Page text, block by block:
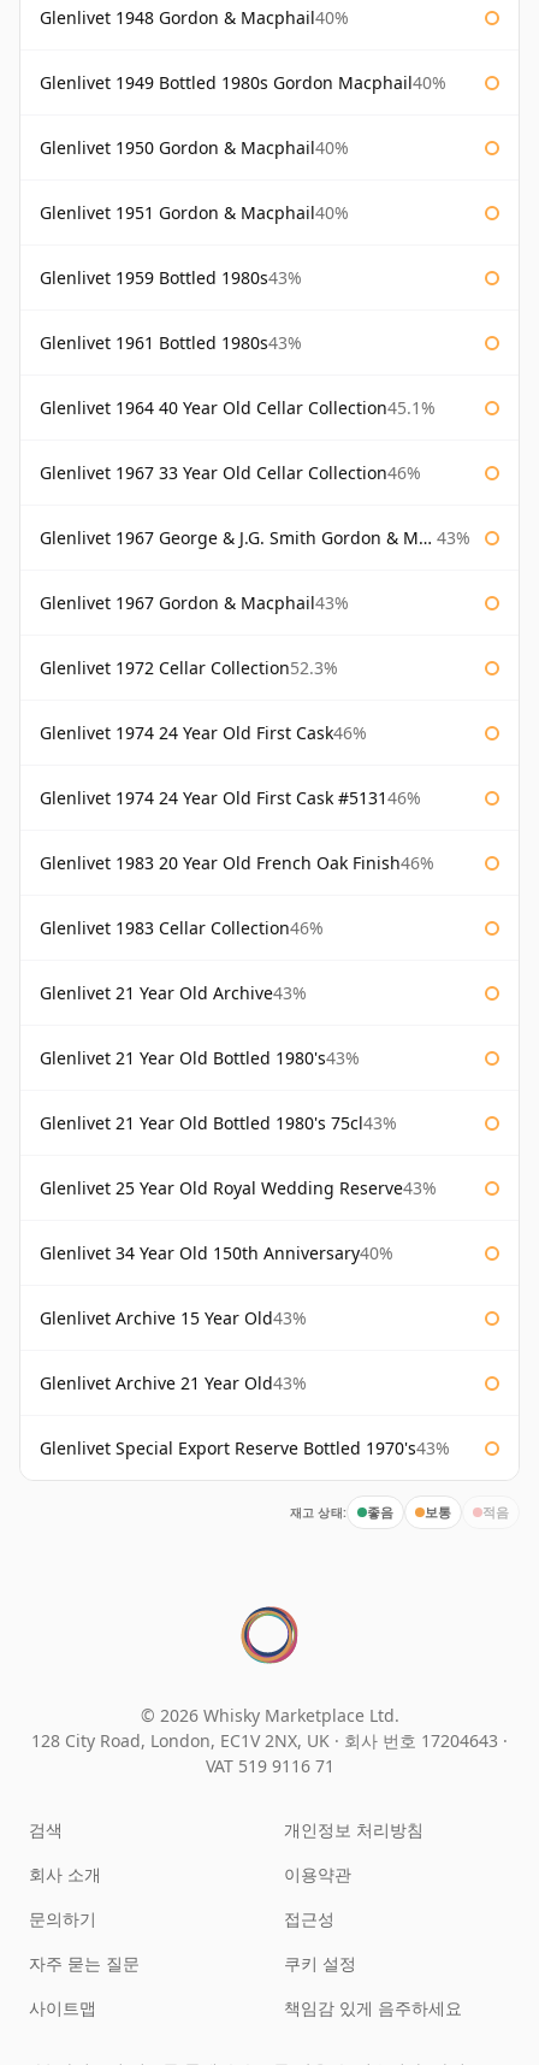
Glenlivet 1948 Gordon & Macphail40%
Glenlivet 1949 Bottled 1980s Gordon Macphail40%
Glenlivet 1950 Gordon & Macphail40%
Glenlivet 1951 Gordon & Macphail40%
Glenlivet 1959 Bottled 1980s43%
Glenlivet 1961 Bottled 1980s43%
Glenlivet 1964 40 Year Old Cellar Collection45.1%
Glenlivet 1967 33 Year Old Cellar Collection46%
Glenlivet 1967 George & J.G. Smith Gordon & Macphail 43%
Glenlivet 1967 Gordon & Macphail43%
Glenlivet 1972 Cellar Collection52.3%
Glenlivet 1974 24 Year Old First Cask46%
Glenlivet 1974 24 Year Old First Cask #513146%
Glenlivet 1983 20 Year Old French Oak Finish46%
Glenlivet 1983 Cellar Collection46%
Glenlivet 21 Year Old Archive43%
Glenlivet 21 Year Old Bottled 1980's43%
Glenlivet 21 Year Old Bottled 1980's 75cl43%
Glenlivet 25 Year Old Royal Wedding Reserve43%
Glenlivet 34 Year Old 150th Anniversary40%
Glenlivet Archive 15 Year Old43%
Glenlivet Archive 21 Year Old43%
Glenlivet Special Export Reserve Bottled 1970's43%
재고 상태: 좋음 보통 적음
© 2026 Whisky Marketplace Ltd.
128 City Road, London, EC1V 2NX, UK · 회사 번호 17204643 ·
VAT 519 9116 71
검색
회사 소개
문의하기
자주 묻는 질문
사이트맵
개인정보 처리방침
이용약관
접근성
쿠키 설정
책임감 있게 음주하세요